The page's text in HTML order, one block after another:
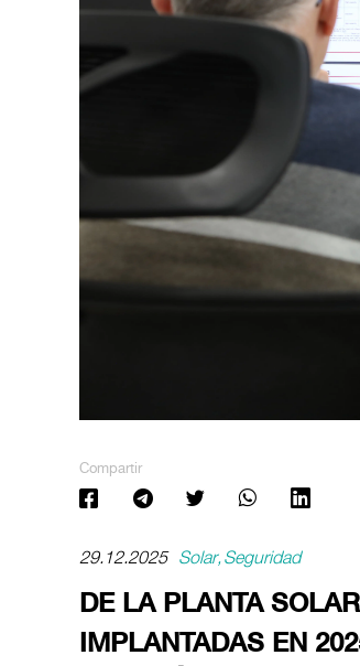
Compartir
29.12.2025 Solar Seguridad
DE LA PLANTA
IMPLANTADAS EN